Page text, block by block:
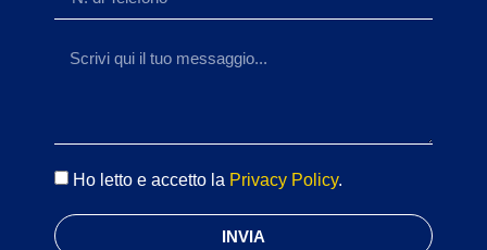
Ho letto e accetto la Privacy Policy.
INVIA